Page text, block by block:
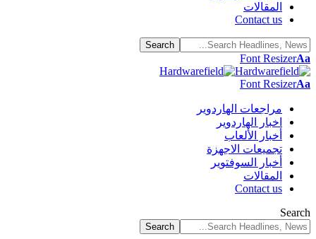
المقالات
Contact us
Font ResizerAa
Font ResizerAa
مراجعات الهاردوير
اخبار الهاردوير
أخبار الألعاب
تجميعات الاجهزة
أخبار السوفتوير
المقالات
Contact us
Search